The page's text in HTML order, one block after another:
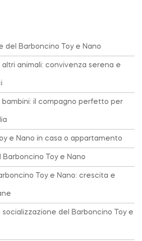
del Barboncino Toy e Nano
altri animali: convivenza serena e
bambini: il compagno perfetto per
e Nano in casa o appartamento
Toy e Nano
Toy e Nano: crescita e
socializzazione del Barboncino Toy e